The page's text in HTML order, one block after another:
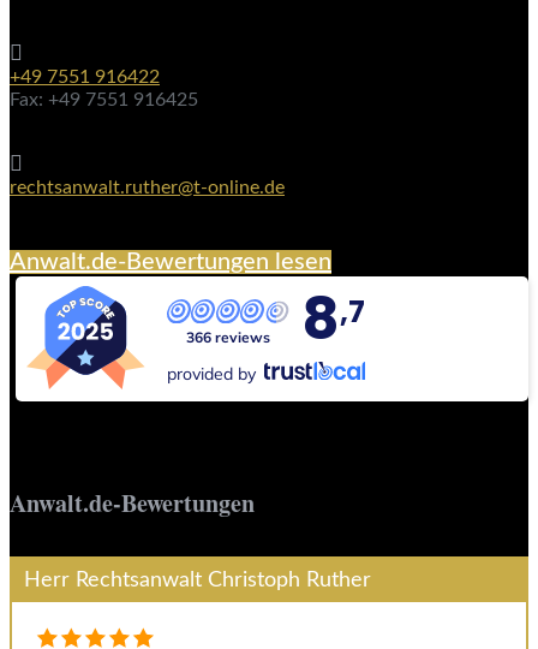

+49 7551 916422
Fax: +49 7551 916425

rechtsanwalt.ruther@t-online.de
Anwalt.de-Bewertungen lesen
366 reviews 8,7
provided by
Anwalt.de-Bewertungen
Herr Rechtsanwalt Christoph Ruther